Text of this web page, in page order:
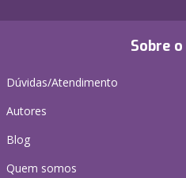
Sobre
Dúvidas/Atendimento
Autores
Blog
Quem somos